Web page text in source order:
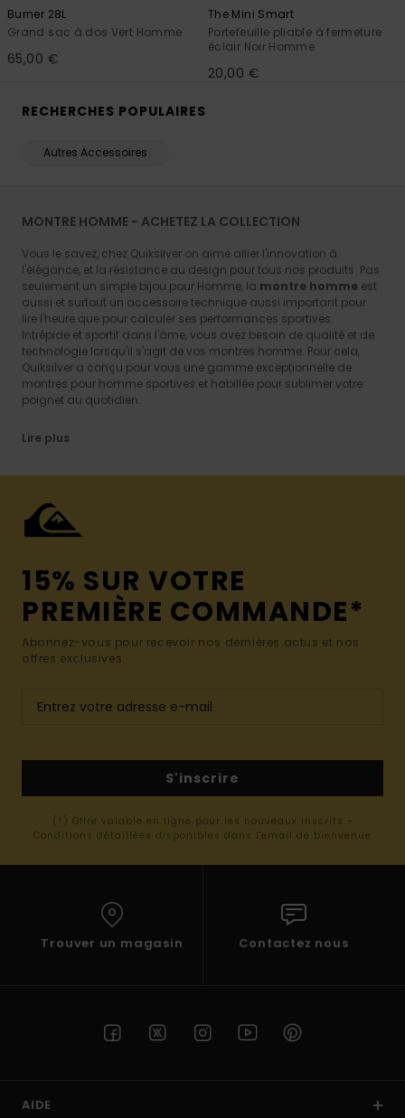
Burner 28L
Grand sac à dos Vert Homme
65,00 €
The Mini Smart
Portefeuille pliable à fermeture
éclair Noir Homme
20,00 €
RECHERCHES POPULAIRES
Autres Accessoires
MONTRE HOMME - ACHETEZ LA COLLECTION
Vous le savez, chez Quiksilver on aime allier l'innovation à
l'élégance, et la résistance au design pour tous nos produits. Pas
seulement un simple bijou pour Homme, la montre homme est
aussi et surtout un accessoire technique aussi important pour
lire l'heure que pour calculer ses performances sportives.
Intrépide et sportif dans l'âme, vous avez besoin de qualité et de
technologie lorsqu'il s'agit de vos montres homme. Pour cela,
Quiksilver a conçu pour vous une gamme exceptionnelle de
montres pour homme sportives et habillée pour sublimer votre
poignet au quotidien.
Lire plus
15% SUR VOTRE
PREMIÈRE COMMANDE*
Abonnez-vous pour recevoir nos dernières actus et nos
offres exclusives.
S'inscrire
(*) Offre valable en ligne pour les nouveaux inscrits -
Conditions détaillées disponibles dans l'email de bienvenue
Trouver un magasin Contactez nous
AIDE